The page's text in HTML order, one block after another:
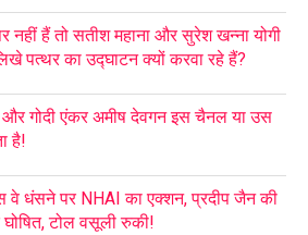
नहीं हैं तो सतीश महाना और सुरेश खन्ना योगी
पत्थर का उद्घाटन क्यों करवा रहे हैं?
और गोदी एंकर अमीष देवगन इस चैनल या उस
है!
धंसने पर NHAI का एक्शन, प्रदीप जैन की
घोषित, टोल वसूली रुकी!